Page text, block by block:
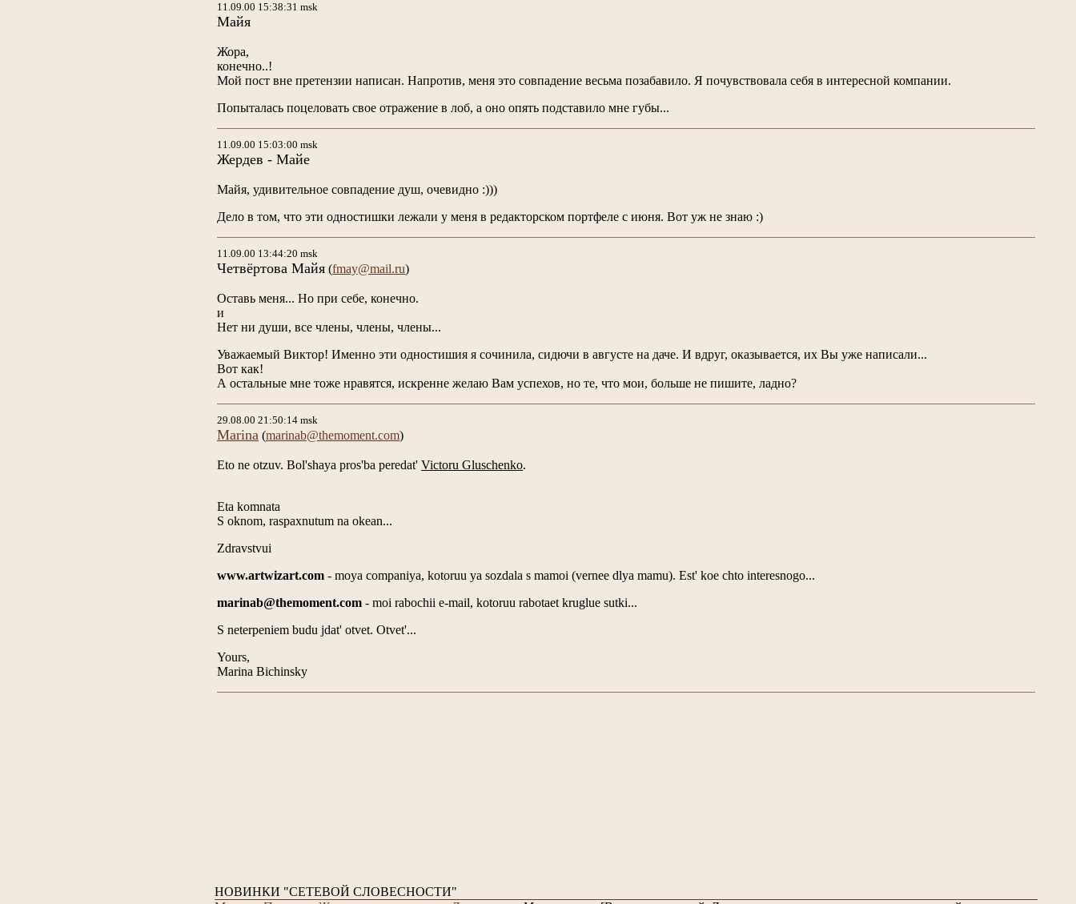
11.09.00 15:38:31 msk
Майя
Жора,
конечно..!
Мой пост вне претензии написан. Напротив, меня это совпадение весьма позабавило. Я почувствовала себя в интересной компании.
Попыталась поцеловать свое отражение в лоб, а оно опять подставило мне губы...
11.09.00 15:03:00 msk
Жердев - Майе
Майя, удивительное совпадение душ, очевидно :)))
Дело в том, что эти одностишки лежали у меня в редакторском портфеле с июня. Вот уж не знаю :)
11.09.00 13:44:20 msk
Четвёртова Майя (fmay@mail.ru)
Оставь меня... Но при себе, конечно.
и
Нет ни души, все члены, члены, члены...
Уважаемый Виктор! Именно эти одностишия я сочинила, сидючи в августе на даче. И вдруг, оказывается, их Вы уже написали...
Вот как!
А остальные мне тоже нравятся, искренне желаю Вам успехов, но те, что мои, больше не пишите, ладно?
29.08.00 21:50:14 msk
Marina (marinab@themoment.com)
Eto ne otzuv. Bol'shaya pros'ba peredat' Victoru Gluschenko.
Eta komnata
S oknom, raspaxnutum na okean...
Zdravstvui
www.artwizart.com - moya companiya, kotoruu ya sozdala s mamoi (vernee dlya mamu). Est' koe chto interesnogo...
marinab@themoment.com - moi rabochii e-mail, kotoruu rabotaet kruglue sutki...
S neterpeniem budu jdat' otvet. Otvet'...
Yours,
Marina Bichinsky
НОВИНКИ "СЕТЕВОЙ СЛОВЕСНОСТИ"